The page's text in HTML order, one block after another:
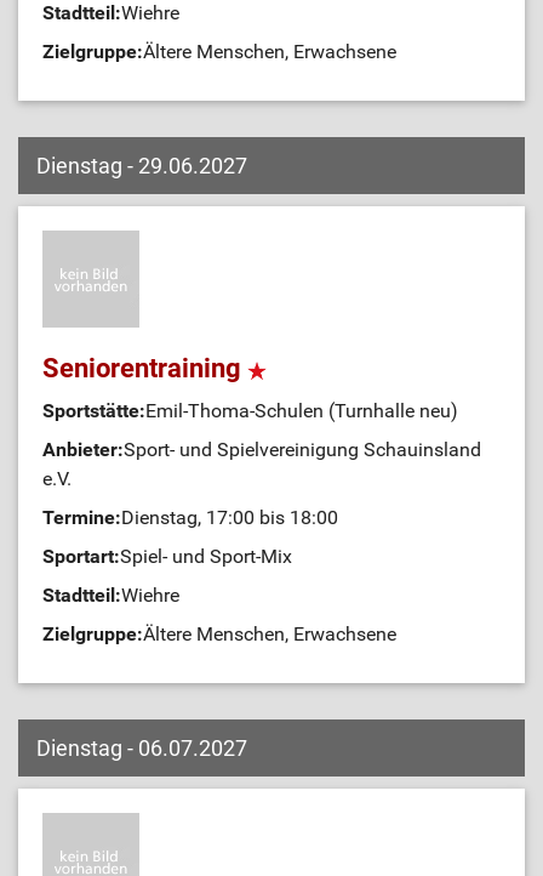
Stadtteil:Wiehre
Zielgruppe:Ältere Menschen, Erwachsene
Dienstag - 29.06.2027
Seniorentraining
Sportstätte:Emil-Thoma-Schulen (Turnhalle neu)
Anbieter:Sport- und Spielvereinigung Schauinsland
e.V.
Termine:Dienstag, 17:00 bis 18:00
Sportart:Spiel- und Sport-Mix
Stadtteil:Wiehre
Zielgruppe:Ältere Menschen, Erwachsene
Dienstag - 06.07.2027